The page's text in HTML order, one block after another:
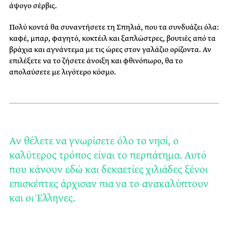
άψογο σέρβις.
Πολύ κοντά θα συναντήσετε τη Σπηλιά, που τα συνδυάζει όλα:
καφέ, μπαρ, φαγητό, κοκτέιλ και ξαπλώστρες, βουτιές από τα
βράχια και αγνάντεμα με τις ώρες στον γαλάζιο ορίζοντα. Αν
επιλέξετε να το ζήσετε άνοιξη και φθινόπωρο, θα το
απολαύσετε με λιγότερο κόσμο.
Αν θέλετε να γνωρίσετε όλο το νησί, ο
καλύτερος τρόπος είναι το περπάτημα. Αυτό
που κάνουν εδώ και δεκαετίες χιλιάδες ξένοι
επισκέπτες άρχισαν πια να το ανακαλύπτουν
και οι Έλληνες.